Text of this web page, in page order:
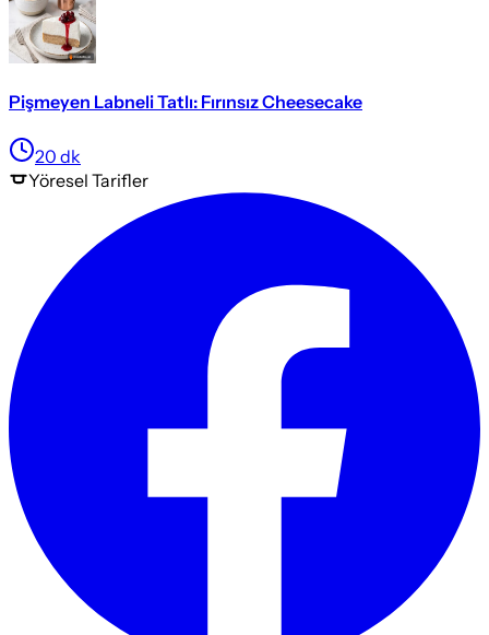
Pişmeyen Labneli Tatlı: Fırınsız Cheesecake
20 dk
Yöresel Tarifler